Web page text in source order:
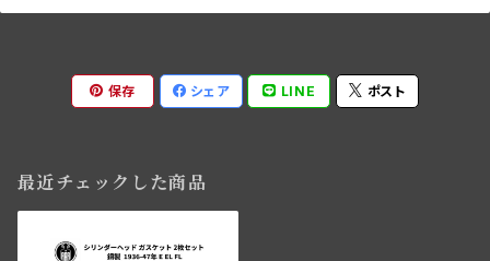
保存 シェア LINE ポスト
最近チェックした商品